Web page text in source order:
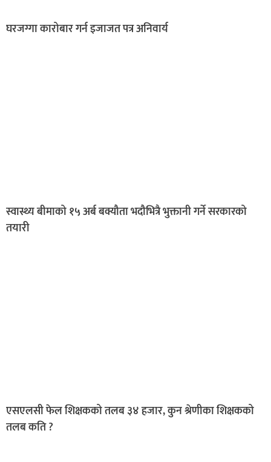
घरजग्गा कारोबार गर्न इजाजत पत्र अनिवार्य
स्वास्थ्य बीमाको १५ अर्ब बक्यौता भदौभित्रै भुक्तानी गर्ने सरकारको
तयारी
एसएलसी फेल शिक्षकको तलब ३४ हजार, कुन श्रेणीका शिक्षकको
तलब कति ?